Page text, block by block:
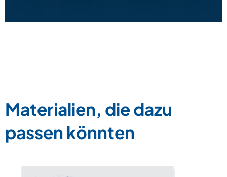
Materialien, die dazu
passen könnten